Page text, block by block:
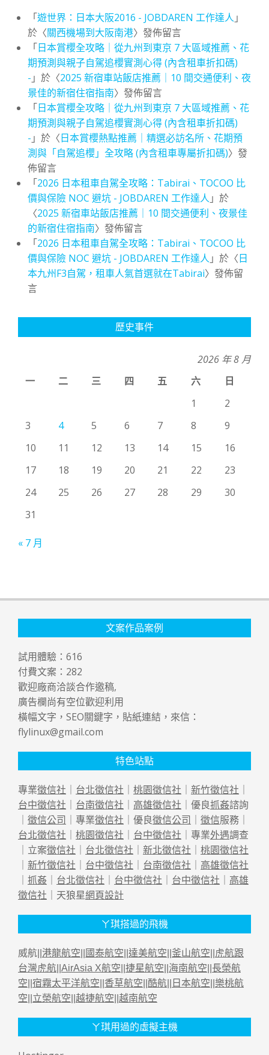
「遊世界：日本大阪2016 - JOBDAREN 工作達人 」
於〈關西機場到大阪南港〉發佈留言
「日本賞櫻全攻略｜從九州到東京 7 大區域推薦、花
期預測與親子自駕追櫻實測心得 (內含租車折扣碼)
- 」於〈2025 新宿車站飯店推薦｜10 間交通便利、夜
景佳的新宿住宿指南〉發佈留言
「日本賞櫻全攻略｜從九州到東京 7 大區域推薦、花
期預測與親子自駕追櫻實測心得 (內含租車折扣碼)
- 」於〈日本賞櫻熱點推薦｜精選必訪名所、花期預
測與「自駕追櫻」全攻略 (內含租車專屬折扣碼)〉發
佈留言
「2026 日本租車自駕全攻略：Tabirai、TOCOO 比
價與保險 NOC 避坑 - JOBDAREN 工作達人 」於
〈2025 新宿車站飯店推薦｜10 間交通便利、夜景佳
的新宿住宿指南〉發佈留言
「2026 日本租車自駕全攻略：Tabirai、TOCOO 比
價與保險 NOC 避坑 - JOBDAREN 工作達人 」於〈日
本九州F3自駕，租車人氣首選就在Tabirai〉發佈留
言
歷史事件
2026 年 8 月
一
二 三 四 五 六
日
1
2
3
4 5 6 7 8
9
10
11 12 13 14 15
16
17
18 19 20 21 22
23
24
25 26 27 28 29
30
31
« 7 月
文案作品案例
試用體驗： 616
付費文案： 282
歡迎廠商洽談合作邀稿,
廣告欄尚有空位歡迎利用
橫幅文字，SEO關鍵字，貼紙連結，來信：
flylinux@gmail.com
特色站點
專業徵信社 ｜ 台北徵信社 ｜ 桃園徵信社 ｜ 新竹徵信社 ｜
台中徵信社 ｜ 台南徵信社 ｜ 高雄徵信社 ｜優良抓姦諮詢
｜ 徵信公司 ｜專業徵信社 ｜優良徵信公司 ｜ 徵信服務｜
台北徵信社 ｜ 桃園徵信社 ｜ 台中徵信社 ｜專業外遇調查
｜立案徵信社 ｜ 台北徵信社 ｜ 新北徵信社 ｜ 桃園徵信社
｜ 新竹徵信社 ｜ 台中徵信社 ｜ 台南徵信社 ｜ 高雄徵信社
｜ 抓姦 ｜ 台北徵信社 ｜ 台中徵信社 ｜ 台中徵信社 ｜ 高雄
徵信社 ｜天狼星網頁設計
ㄚ琪搭過的飛機
威航|| 港龍航空 國泰航空 達美航空 釜山航空
虎航跟
台灣虎航 AirAsia X航空 捷星航空 海南航空 長榮航
空 宿霧太平洋航空 香草航空 酷航 日本航空 樂桃航
空 立榮航空 越捷航空 越南航空
ㄚ琪用過的虛擬主機